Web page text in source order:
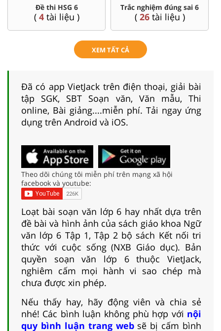
Đề thi HSG 6
( 4tài liệu )
Trắc nghiệm đúng sai 6
( 26tài liệu )
XEM TẤT CẢ
Đã có app VietJack trên điện thoại, giải bài
tập SGK, SBT Soạn văn, Văn mẫu, Thi
online, Bài giảng....miễn phí. Tải ngay ứng
dụng trên Android và iOS.
Theo dõi chúng tôi miễn phí trên mạng xã hội
facebook và youtube:
Loạt bài soạn văn lớp 6 hay nhất dựa trên
đề bài và hình ảnh của sách giáo khoa Ngữ
văn lớp 6 Tập 1, Tập 2 bộ sách Kết nối tri
thức với cuộc sống (NXB Giáo dục). Bản
quyền soạn văn lớp 6 thuộc VietJack,
nghiêm cấm mọi hành vi sao chép mà
chưa được xin phép.
Nếu thấy hay, hãy động viên và chia sẻ
nhé! Các bình luận không phù hợp với nội
quy bình luận trang websẽ bị cấm bình